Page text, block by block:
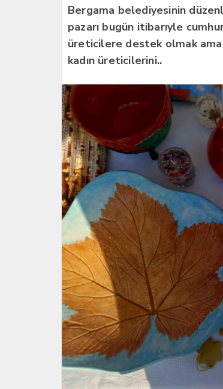
Bergama belediyesinin
pazarı bugün itibarıyle
üreticilere destek olmak
kadın üreticilerini..